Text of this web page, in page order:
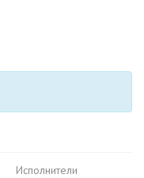
Исполнители